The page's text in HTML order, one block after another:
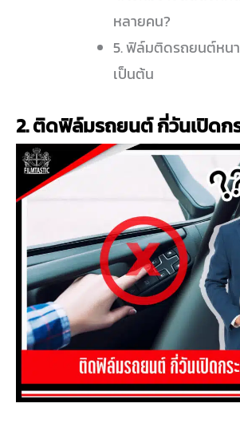
หลายคน?
5. ฟิล์มติดรถยนต์หนา
เป็นต้น
2. ติดฟิล์มรถยนต์ กี่วันเปิดก